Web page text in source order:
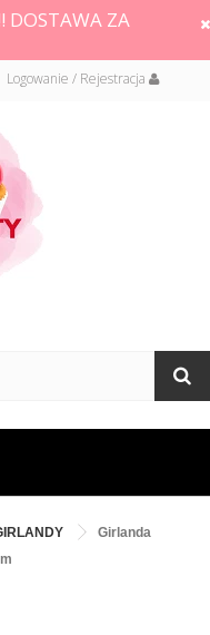
DOSTAWA ZA
Logowanie / Rejestracja
Girlanda